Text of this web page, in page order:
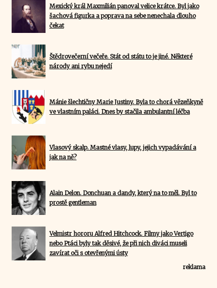
Mexický král Maxmilián panoval velice krátce. Byl jako
šachová figurka a poprava na sebe nenechala dlouho
čekat
Štědrovečerní večeře. Stát od státu to je jiné. Některé
národy ani rybu nejedí
Mánie šlechtičny Marie Justiny. Byla to chorá vězeňkyně
ve vlastním paláci. Dnes by stačila ambulantní léčba
Vlasový skalp. Mastné vlasy, lupy, jejich vypadávání a
jak na ně?
Alain Delon. Donchuan a dandy, který na to měl. Byl to
prostě gentleman
Velmistr hororu Alfred Hitchcock. Filmy jako Vertigo
nebo Ptáci byly tak děsivé, že při nich diváci museli
zavírat oči s otevřenými ústy
reklama